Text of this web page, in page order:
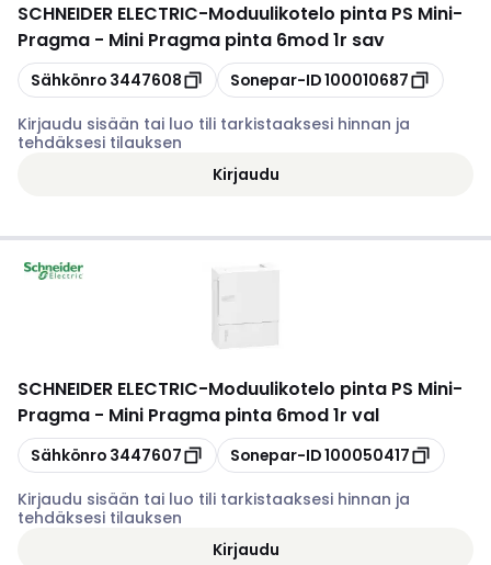
SCHNEIDER ELECTRIC-Moduulikotelo pinta PS Mini-
Pragma - Mini Pragma pinta 6mod 1r sav
Kopioi
Sähkönro 3447608 Kopioi
Sonepar-ID100010687
Kirjaudu sisään tai luo tili tarkistaaksesi hinnan ja
tehdäksesi tilauksen
Kirjaudu
SCHNEIDER ELECTRIC-Moduulikotelo pinta PS Mini-
Pragma - Mini Pragma pinta 6mod 1r val
Kopioi
Sähkönro 3447607 Kopioi
Sonepar-ID100050417
Kirjaudu sisään tai luo tili tarkistaaksesi hinnan ja
tehdäksesi tilauksen
Kirjaudu